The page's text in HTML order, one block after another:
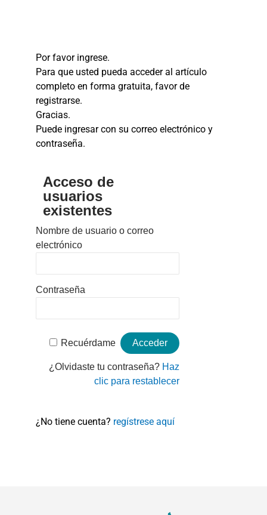
Por favor ingrese.
Para que usted pueda acceder al artículo
completo en forma gratuita, favor de
registrarse.
Gracias.
Puede ingresar con su correo electrónico y
contraseña.
Acceso de
usuarios
existentes
Nombre de usuario o correo
electrónico
Contraseña
Recuérdame
¿Olvidaste tu contraseña? Haz
clic para restablecer
¿No tiene cuenta? regístrese aquí